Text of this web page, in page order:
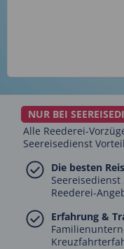
NUR BEI
Alle Reederei-
Seereisedienst
Die besten
Reederei-
Erfahrung &